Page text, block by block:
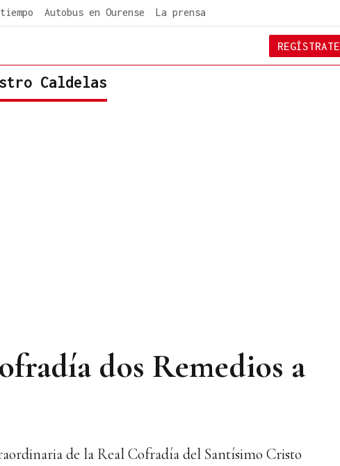
Autobus en Ourense La prensa
REGÍSTRATE
Caldelas
dos Remedios a
de la Real Cofradía del Santísimo Cristo